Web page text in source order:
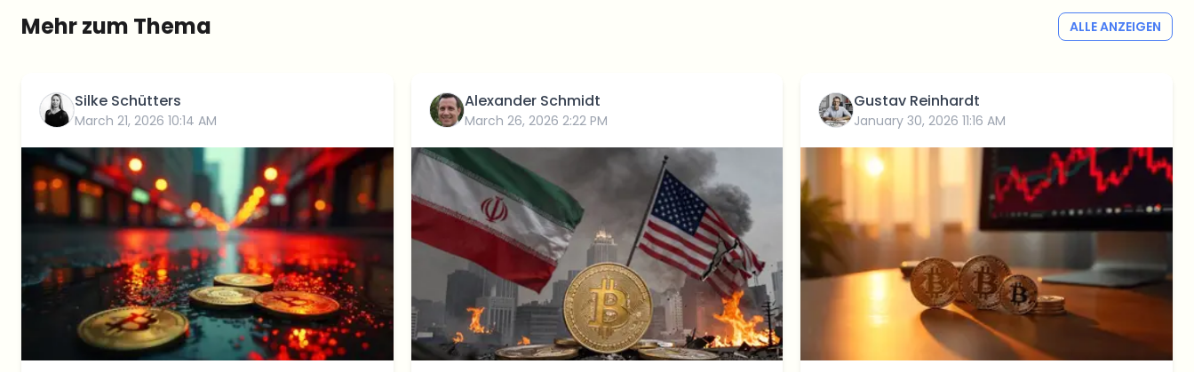
Mehr zum Thema ALLE ANZEIGEN
Silke Schütters
March 21, 2026 10:14 AM
Alexander Schmidt
March 26, 2026 2:22 PM
Gustav Reinhardt
January 30, 2026 11:16 AM